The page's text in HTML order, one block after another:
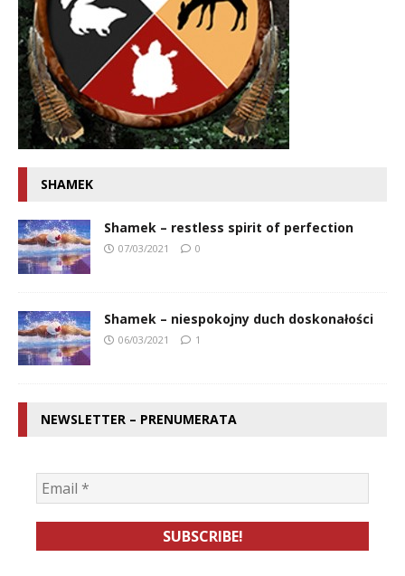
SHAMEK
Shamek – restless spirit of perfection
07/03/2021 0
Shamek – niespokojny duch doskonałości
06/03/2021 1
NEWSLETTER – PRENUMERATA